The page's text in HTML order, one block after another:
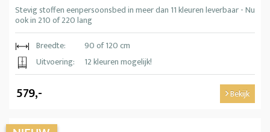
Stevig stoffen eenpersoonsbed in meer dan 11 kleuren leverbaar - Nu
ook in 210 of 220 lang
Breedte:
90 of 120 cm
Uitvoering:
12 kleuren mogelijk!
579,- Bekijk